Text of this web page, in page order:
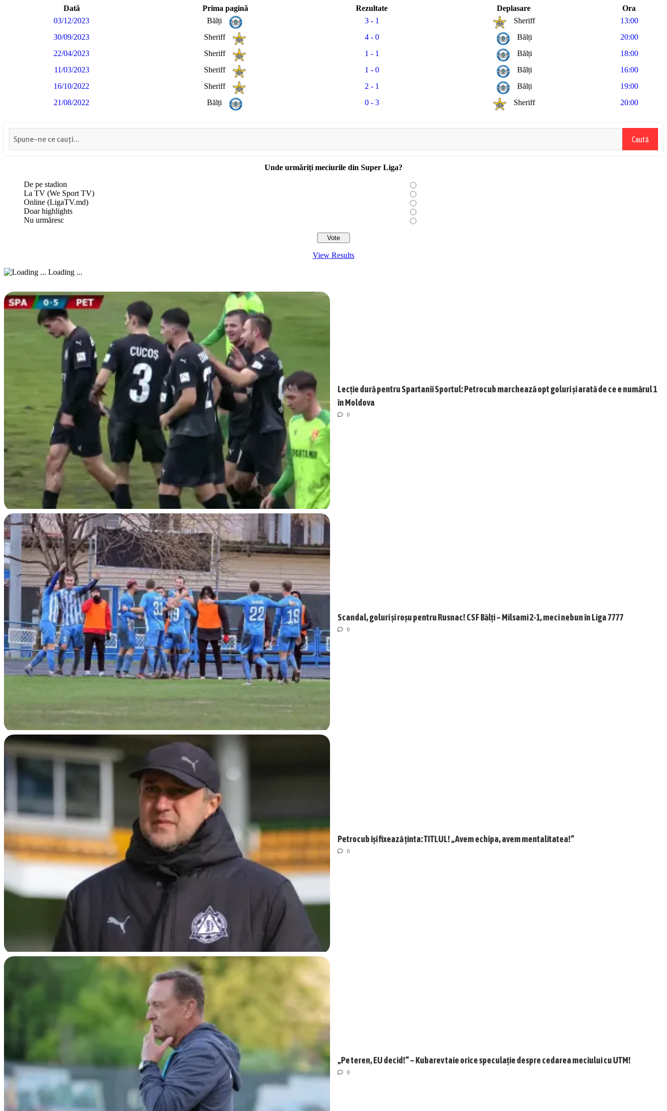
Dată Prima pagină Rezultate Deplasare
Ora
03/12/2023
Bălți 3 - 1 Sheriff
13:00
30/09/2023
Sheriff 4 - 0 Bălți
20:00
22/04/2023
Sheriff 1 - 1 Bălți
18:00
11/03/2023
Sheriff 1 - 0 Bălți
16:00
16/10/2022
Sheriff 2 - 1 Bălți
19:00
21/08/2022
Bălți 0 - 3 Sheriff 20:00
Caută
Unde urmăriți meciurile din Super Liga?
De pe stadion
La TV (We Sport TV)
Online (LigaTV.md)
Doar highlights
Nu urmăresc
View Results
Loading ...
Lecție dură pentru Spartanii Sportul: Petrocub marchează opt goluri și arată de ce e numărul 1
în Moldova
0
Scandal, goluri și roșu pentru Rusnac! CSF Bălți – Milsami 2-1, meci nebun în Liga 7777
0
Petrocub își fixează ținta: TITLUL! „Avem echipa, avem mentalitatea!”
0
„Pe teren, EU decid!” – Kubarev taie orice speculație despre cedarea meciului cu UTM!
0